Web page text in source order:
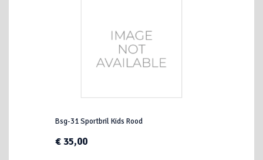
Bsg-31 Sportbril Kids Rood
€ 35,00